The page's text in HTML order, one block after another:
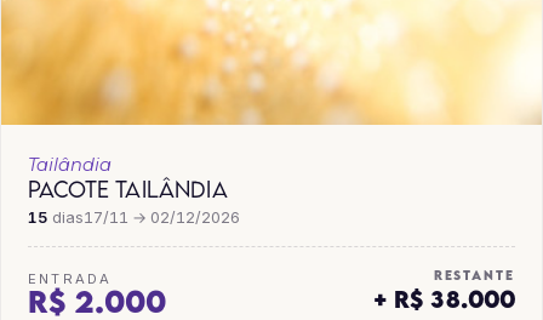
Tailândia
PACOTE TAILÂNDIA
15 dias17/11 → 02/12/2026
ENTRADA
R$ 2.000
RESTANTE
+ R$ 38.000